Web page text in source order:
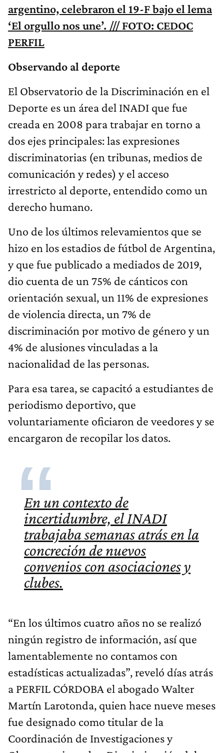
argentino, celebraron el 19-F bajo el lema
‘El orgullo nos une’. /// FOTO: CEDOC
PERFIL
Observando al deporte
El Observatorio de la Discriminación en el
Deporte es un área del INADI que fue
creada en 2008 para trabajar en torno a
dos ejes principales: las expresiones
discriminatorias (en tribunas, medios de
comunicación y redes) y el acceso
irrestricto al deporte, entendido como un
derecho humano.
Uno de los últimos relevamientos que se
hizo en los estadios de fútbol de Argentina,
y que fue publicado a mediados de 2019,
dio cuenta de un 75% de cánticos con
orientación sexual, un 11% de expresiones
de violencia directa, un 7% de
discriminación por motivo de género y un
4% de alusiones vinculadas a la
nacionalidad de las personas.
Para esa tarea, se capacitó a estudiantes de
periodismo deportivo, que
voluntariamente oficiaron de veedores y se
encargaron de recopilar los datos.
En un contexto de
incertidumbre, el INADI
trabajaba semanas atrás en la
concreción de nuevos
convenios con asociaciones y
clubes.
“En los últimos cuatro años no se realizó
ningún registro de información, así que
lamentablemente no contamos con
estadísticas actualizadas”, reveló días atrás
a PERFIL CÓRDOBA el abogado Walter
Martín Larotonda, quien hace nueve meses
fue designado como titular de la
Coordinación de Investigaciones y